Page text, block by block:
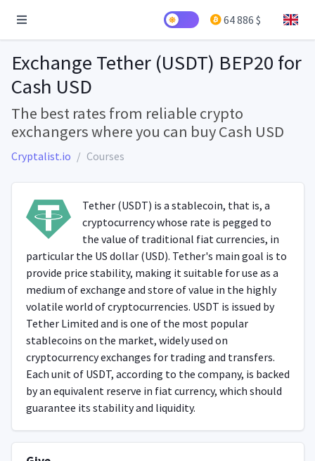
64 886 $
Exchange Tether (USDT) BEP20 for
Cash USD
The best rates from reliable crypto
exchangers where you can buy Cash USD
Cryptalist.io Courses
Tether (USDT) is a stablecoin, that is, a
cryptocurrency whose rate is pegged to
the value of traditional fiat currencies, in
particular the US dollar (USD). Tether's main goal is to
provide price stability, making it suitable for use as a
medium of exchange and store of value in the highly
volatile world of cryptocurrencies. USDT is issued by
Tether Limited and is one of the most popular
stablecoins on the market, widely used on
cryptocurrency exchanges for trading and transfers.
Each unit of USDT, according to the company, is backed
by an equivalent reserve in fiat currency, which should
guarantee its stability and liquidity.